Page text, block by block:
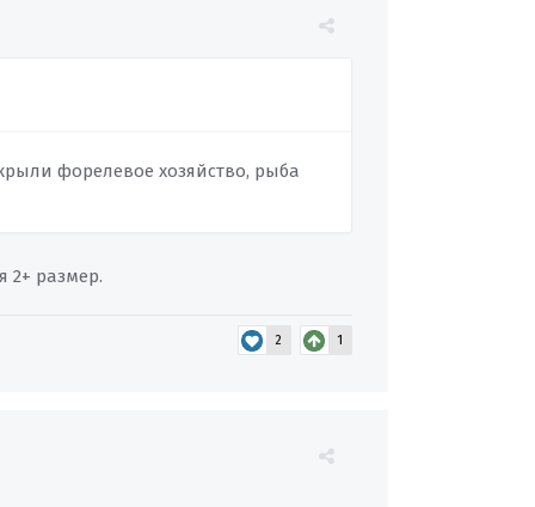
форелевое хозяйство, рыба
2+ размер.
2 1